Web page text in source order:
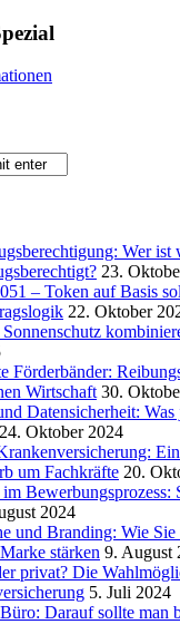
Wer ist
23.
– Token auf Basis
22. Oktober
Förderbänder:
Wirtschaft 30.
Datensicherheit: Was
24. Oktober 2024
um Fachkräfte 20.
Bewerbungsprozess:
2024
und Branding: Wie
stärken 9. August
privat? Die
5. Juli 2024
Darauf sollte man